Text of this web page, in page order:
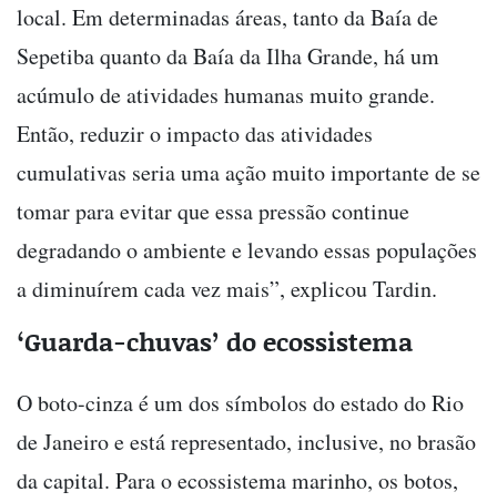
local. Em determinadas áreas, tanto da Baía de
Sepetiba quanto da Baía da Ilha Grande, há um
acúmulo de atividades humanas muito grande.
Então, reduzir o impacto das atividades
cumulativas seria uma ação muito importante de se
tomar para evitar que essa pressão continue
degradando o ambiente e levando essas populações
a diminuírem cada vez mais”, explicou Tardin.
‘Guarda-chuvas’ do ecossistema
O boto-cinza é um dos símbolos do estado do Rio
de Janeiro e está representado, inclusive, no brasão
da capital. Para o ecossistema marinho, os botos,